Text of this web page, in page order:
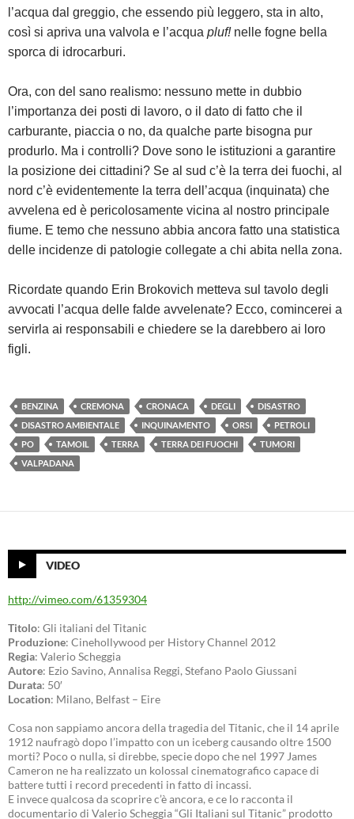
l’acqua dal greggio, che essendo più leggero, sta in alto,
così si apriva una valvola e l’acqua pluf! nelle fogne bella
sporca di idrocarburi.
Ora, con del sano realismo: nessuno mette in dubbio
l’importanza dei posti di lavoro, o il dato di fatto che il
carburante, piaccia o no, da qualche parte bisogna pur
produrlo. Ma i controlli? Dove sono le istituzioni a garantire
la posizione dei cittadini? Se al sud c’è la terra dei fuochi, al
nord c’è evidentemente la terra dell’acqua (inquinata) che
avvelena ed è pericolosamente vicina al nostro principale
fiume. E temo che nessuno abbia ancora fatto una statistica
delle incidenze di patologie collegate a chi abita nella zona.
Ricordate quando Erin Brokovich metteva sul tavolo degli
avvocati l’acqua delle falde avvelenate? Ecco, comincerei a
servirla ai responsabili e chiedere se la darebbero ai loro
figli.
BENZINA CREMONA CRONACA DEGLI
DISASTRO
DISASTRO AMBIENTALE
INQUINAMENTO ORSI
PETROLI
PO
TAMOIL TERRA TERRA DEI FUOCHI
TUMORI
VALPADANA
VIDEO
http://vimeo.com/61359304
Titolo: Gli italiani del Titanic
Produzione: Cinehollywood per History Channel 2012
Regia: Valerio Scheggia
Autore: Ezio Savino, Annalisa Reggi, Stefano Paolo Giussani
Durata: 50′
Location: Milano, Belfast – Eire
Cosa non sappiamo ancora della tragedia del Titanic, che il 14 aprile
1912 naufragò dopo l’impatto con un iceberg causando oltre 1500
morti? Poco o nulla, si direbbe, specie dopo che nel 1997 James
Cameron ne ha realizzato un kolossal cinematografico capace di
battere tutti i record precedenti in fatto di incassi.
E invece qualcosa da scoprire c’è ancora, e ce lo racconta il
documentario di Valerio Scheggia “Gli Italiani sul Titanic” prodotto